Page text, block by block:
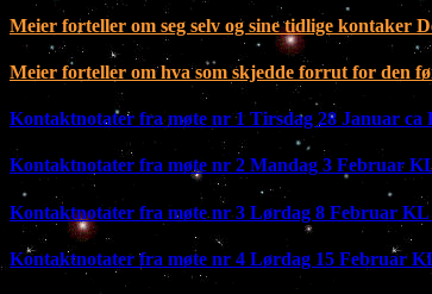
Meier forteller om seg selv og sine tidlige kontaker
Meier forteller om hva som skjedde forrut for den
Kontaktnotater fra møte nr 1 Tirsdag 28 Januar ca
Kontaktnotater fra møte nr 2 Mandag 3 Februar
Kontaktnotater fra møte nr 3 Lørdag 8 Februar KL
Kontaktnotater fra møte nr 4 Lørdag 15 Februar